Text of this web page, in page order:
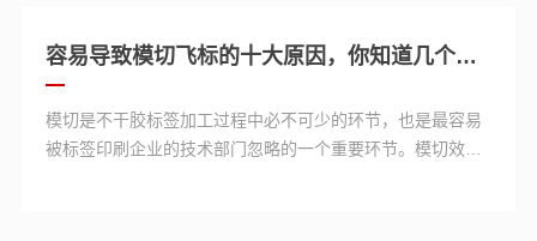
容易导致模切飞标的十大原因，你知道几个？（上）
模切是不干胶标签加工过程中必不可少的环节，也是最容易
被标签印刷企业的技术部门忽略的一个重要环节。模切效果